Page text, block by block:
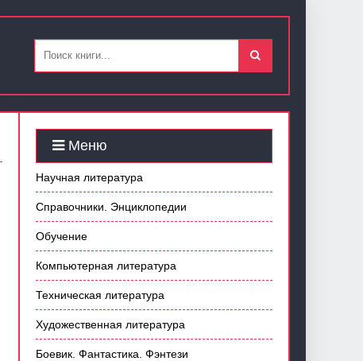
Меню
Научная литература
Справочники. Энциклопедии
Обучение
Компьютерная литература
Техническая литература
Художественная литература
Боевик. Фантастика. Фэнтези